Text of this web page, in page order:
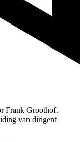
Frank Groothof.
van dirigent